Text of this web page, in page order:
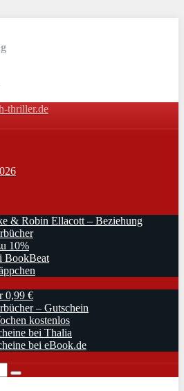
thriller.de
& Robin Ellacott – Beziehung
10%
BookBeat
0,99 €
– Gutschein
kostenlos
bei Thalia
bei eBook.de